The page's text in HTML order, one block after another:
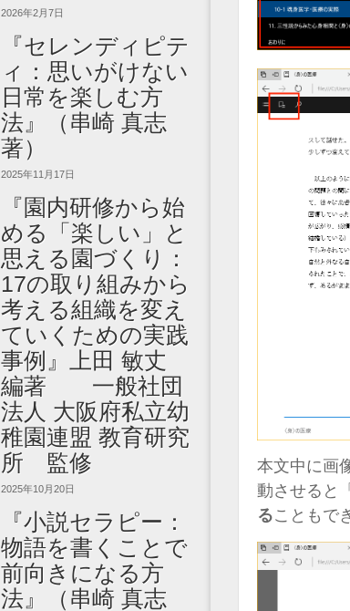
2026年2月7日
『セレンディピテ
ィ：思いがけない
日常を楽しむ方
法』（串崎 真志
著）
2025年11月17日
『園内研修から始
める「楽しい」と
思える園づくり：
17の取り組みから
考える組織を変え
ていくための実践
事例』上田 敏丈
編著 一般社団
法人 大阪府私立幼
稚園連盟 教育研究
所 監修
2025年10月20日
『小説セラピー：
物語を書くことで
前向きになる方
法』（串崎 真志
本文中に画
動させると
ることもで